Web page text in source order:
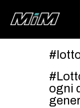
ogni